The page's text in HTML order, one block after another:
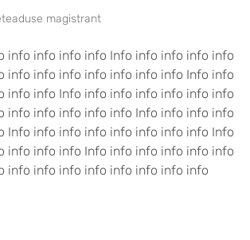
magistrant
info info info info Info info info info info
info info info info info info info Info info
info info Info info info info info info info
info info info info info Info info info info
Info info info info info info info info Info
info info info Info info info info info info
info info info info info info info info